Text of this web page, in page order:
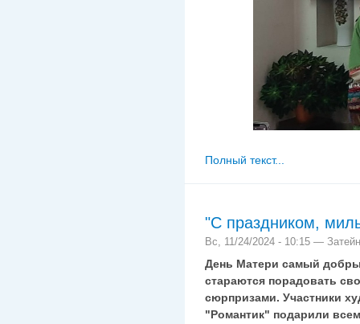
Полный текст...
"С праздником,
Вс, 11/24/2024 - 10:15 —
День Матери самый
стараются порадовать
сюрпризами. Участники
"Романтик" подарили